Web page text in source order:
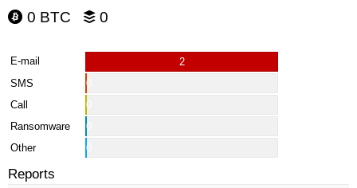
0 BTC 0
E-mail
2
SMS
0
Call
0
Ransomware
0
Other
0
Reports